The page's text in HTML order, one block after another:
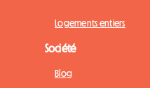
Logements entiers
Société
Blog